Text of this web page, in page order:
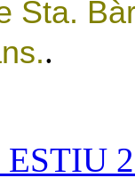
Sta.
.